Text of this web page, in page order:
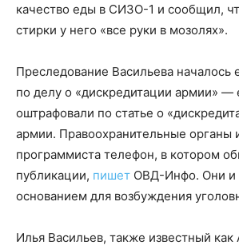
качество еды в СИЗО-1 и сообщил,
стирки у него «все руки в мозолях».
Преследование Васильева началось
по делу о «дискредитации армии» —
оштрафовали по статье о
армии. Правоохранительные органы
программиста телефон, в котором
публикации, пишет ОВД-Инфо. Они и
основанием для возбуждения
Илья Васильев, также известный